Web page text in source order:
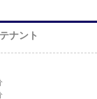
ナント